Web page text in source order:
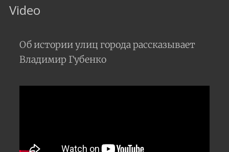
Video
Об истории улиц города рассказывает
Владимир Губенко